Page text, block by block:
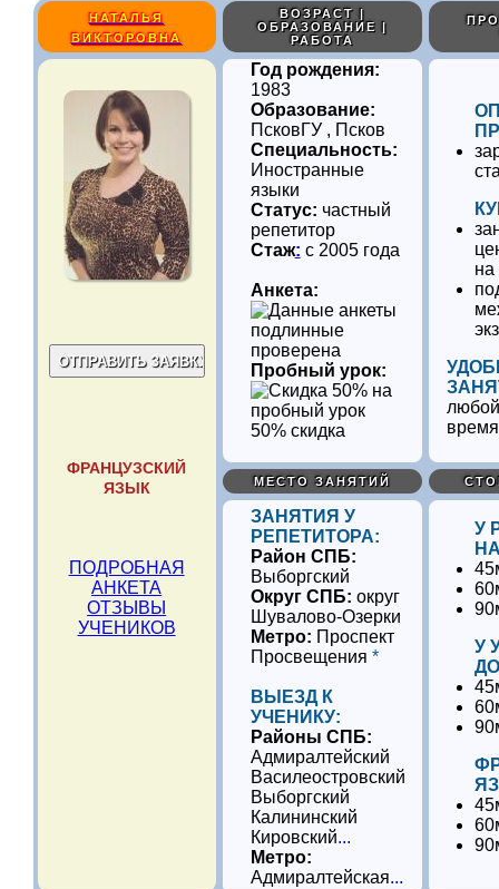
НАТАЛЬЯ
ВИКТОРОВНА
ВОЗРАСТ |
ОБРАЗОВАНИЕ |
РАБОТА
ФРАНЦУЗСКИЙ
ЯЗЫК
ПОДРОБНАЯ
АНКЕТА
ОТЗЫВЫ
УЧЕНИКОВ
Год рождения:
1983
Образование:
ПсковГУ , Псков
Специальность:
Иностранные
языки
Статус: частный
репетитор
Стаж: с 2005 года
Анкета:
проверена
Пробный урок:
50% скидка
на
время
МЕСТО ЗАНЯТИЙ
ЗАНЯТИЯ У
РЕПЕТИТОРА:
Район СПБ:
Выборгский
Округ СПБ: округ
Шувалово-Озерки
Метро: Проспект
Просвещения *
ВЫЕЗД К
УЧЕНИКУ:
Районы СПБ:
Адмиралтейский
Василеостровский
Выборгский
Калининский
Кировский...
Метро:
Адмиралтейская...
У
У